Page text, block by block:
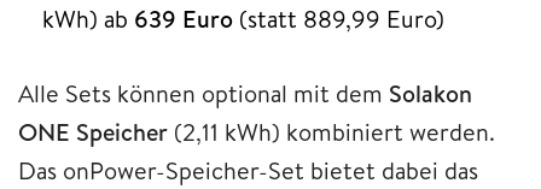
kWh) ab 639 Euro (statt 889,99 Euro)
Alle Sets können optional mit dem Solakon
ONE Speicher (2,11 kWh) kombiniert werden.
Das onPower-Speicher-Set bietet dabei das